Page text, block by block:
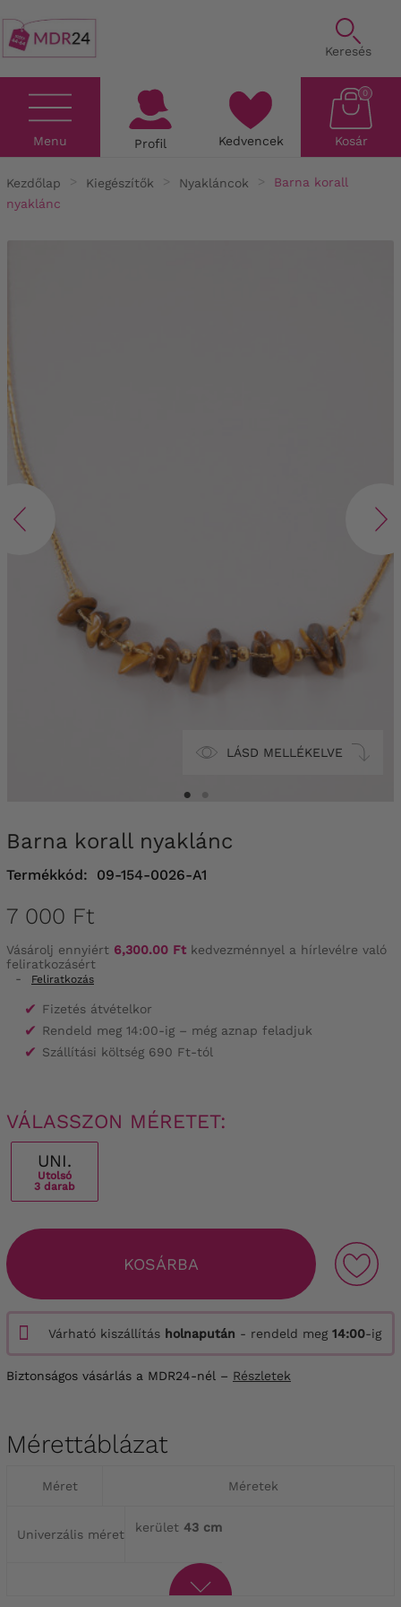
Keresés
Menu Profil Kedvencek Kosár
0
Kezdőlap Kiegészítők Nyakláncok
Barna korall
nyaklánc
LÁSD MELLÉKELVE
Barna korall nyaklánc
Termékkód: 09-154-0026-A1
7 000 Ft
Vásárolj ennyiért 6,300.00 Ft kedvezménnyel a hírlevélre való
feliratkozásért
-
Feliratkozás
✔ Fizetés átvételkor
✔ Rendeld meg 14:00-ig – még aznap feladjuk
✔ Szállítási költség 690 Ft-tól
VÁLASSZON MÉRETET:
UNI.
Utolsó
3 darab
KOSÁRBA
Várható kiszállítás holnapután - rendeld meg 14:00-ig
Biztonságos vásárlás a MDR24-nél – Részletek
Mérettáblázat
Méret Méretek
Univerzális méret kerület 43 cm